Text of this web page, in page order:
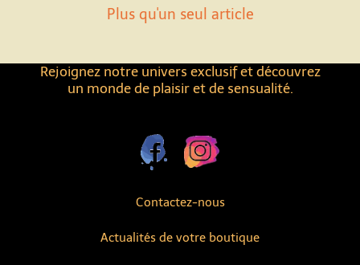
Contactez-nous
Actualités de votre boutique
Rejoignez notre univers exclusif et découvrez
un monde de plaisir et de sensualité.
Plus qu'un seul article